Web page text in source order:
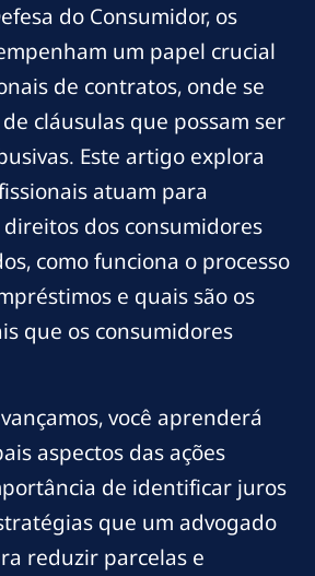
do Consumidor, os
um papel crucial
de contratos, onde se
cláusulas que possam ser
Este artigo explora
atuam para
dos consumidores
como funciona o processo
e quais são os
que os consumidores
você aprenderá
aspectos das ações
de identificar juros
que um advogado
reduzir parcelas e